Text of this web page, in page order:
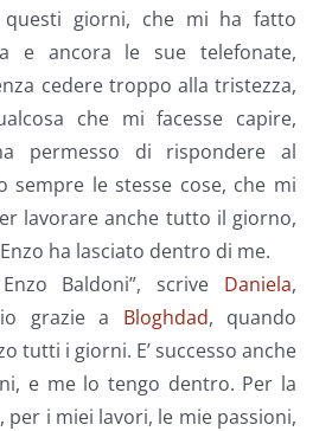
giorni, che mi ha fatto
e ancora le sue telefonate,
cedere troppo alla tristezza,
che mi facesse capire,
permesso di rispondere al
sempre le stesse cose, che mi
lavorare anche tutto il giorno,
ha lasciato dentro di me.
Baldoni”, scrive Daniela,
grazie a Bloghdad, quando
tutti i giorni. E’ successo anche
e me lo tengo dentro. Per la
i miei lavori, le mie passioni,